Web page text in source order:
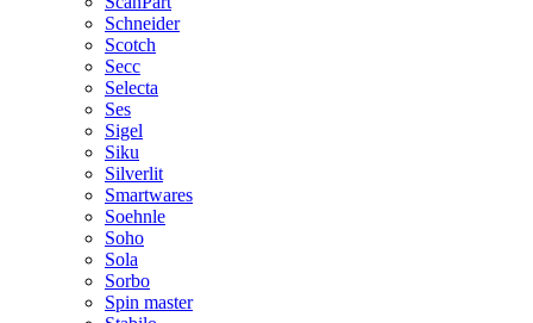
Schneider
Scotch
Secc
Selecta
Ses
Sigel
Siku
Silverlit
Smartwares
Soehnle
Soho
Sola
Sorbo
Spin master